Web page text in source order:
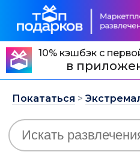
10% кэшбэк с
в
Покататься >